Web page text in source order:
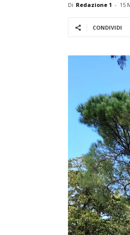
Di Redazione 1 - 15
CONDIVIDI